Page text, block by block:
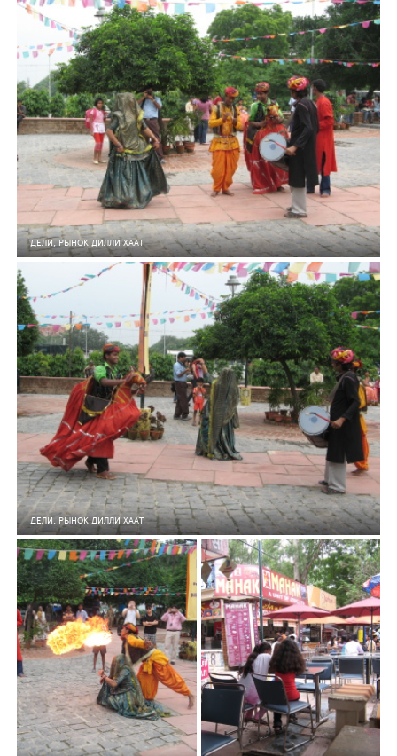
ДЕЛИ, РЫНОК ДИЛЛИ ХААТ
166
ДЕЛИ, РЫНОК ДИЛЛИ ХААТ
5 0 152 5 0 149